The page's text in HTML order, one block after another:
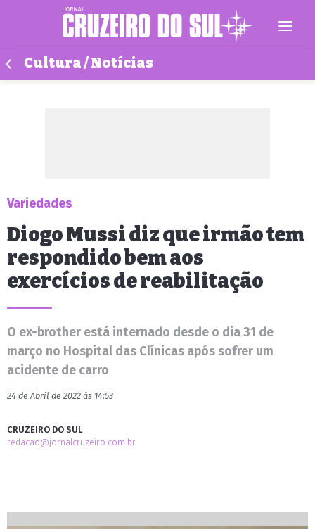
Cultura / Notícias
Variedades
Diogo Mussi diz que irmão tem
respondido bem aos
exercícios de reabilitação
O ex-brother está internado desde o dia 31 de
março no Hospital das Clínicas após sofrer um
acidente de carro
24 de Abril de 2022 às 14:53
CRUZEIRO DO SUL
redacao@jornalcruzeiro.com.br